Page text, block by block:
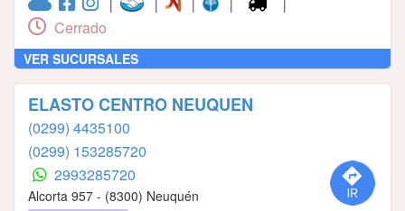
| | |
Cerrado
VER SUCURSALES
ELASTO CENTRO NEUQUEN
(0299) 4435100
(0299) 153285720
2993285720
Alcorta 957 - (8300) Neuquén